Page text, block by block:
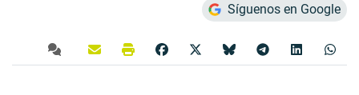
Síguenos en Google